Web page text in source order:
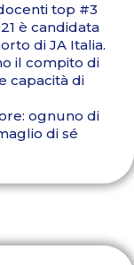
top #3
è candidata
di JA Italia.
il compito di
capacità di
ognuno di
di sé